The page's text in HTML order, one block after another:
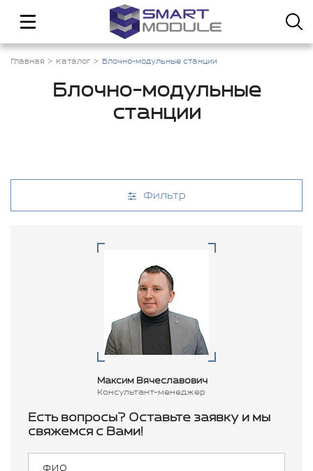
Главная Каталог Блочно-модульные станции
Блочно-модульные
станции
Фильтр
Максим Вячеславович
Консультант-менеджер
Есть вопросы? Оставьте заявку и мы
свяжемся с Вами!